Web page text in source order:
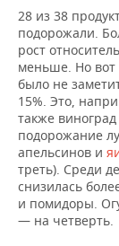
28 из 38
подорожали.
рост
меньше. Но вот
было не
15%. Это,
также
подорожание
апельсинов и
треть). Среди
снизилась
и помидоры.
— на четверть.